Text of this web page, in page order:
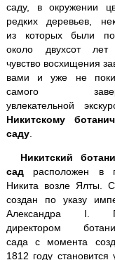
Поляна
саду, в окружении
редких деревьев,
из которых были
около двухсот лет
чувство восхищения
вами и уже не
самого
увлекательной
Никитскому
саду.
Никитский
садрасположен в
Никита возле Ялты.
создан по указу
Александра I.
директором
сада с момента
1812 году становится